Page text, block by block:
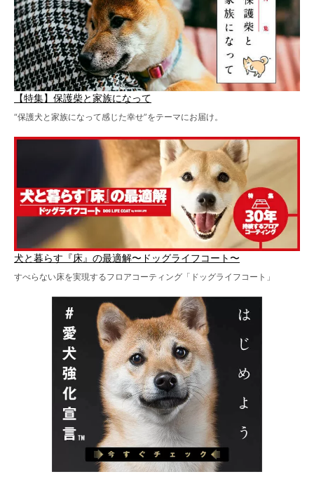
【特集】保護柴と家族になって
“保護犬と家族になって感じた幸せ”をテーマにお届け。
犬と暮らす『床』の最適解〜ドッグライフコート〜
すべらない床を実現するフロアコーティング「ドッグライフコート」